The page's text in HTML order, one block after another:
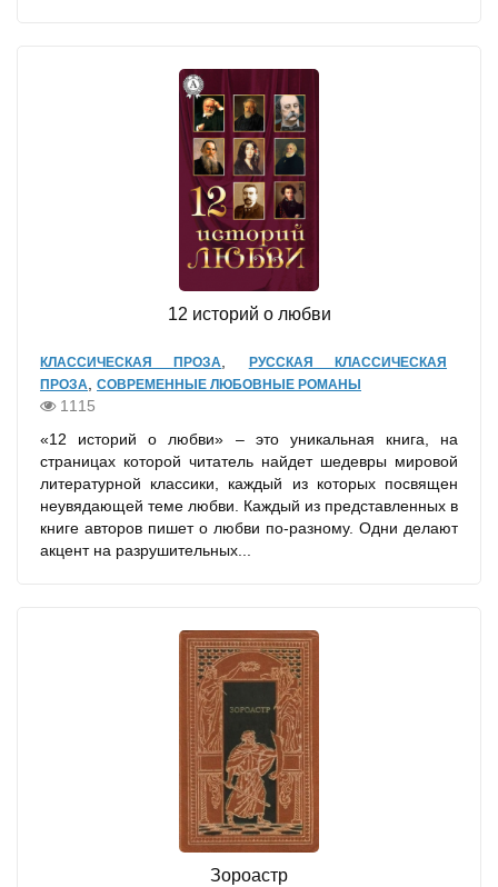
12 историй о любви
КЛАССИЧЕСКАЯ ПРОЗА
РУССКАЯ КЛАССИЧЕСКАЯ
ПРОЗА СОВРЕМЕННЫЕ ЛЮБОВНЫЕ РОМАНЫ
1115
«12 историй о любви» – это уникальная книга, на
страницах которой читатель найдет шедевры мировой
литературной классики, каждый из которых посвящен
неувядающей теме любви. Каждый из представленных в
книге авторов пишет о любви по-разному. Одни делают
акцент на разрушительных...
Зороастр